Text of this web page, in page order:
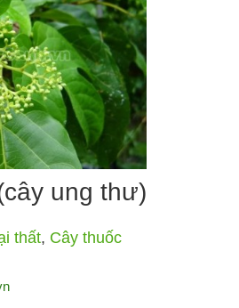
ung thư)
thất, Cây thuốc